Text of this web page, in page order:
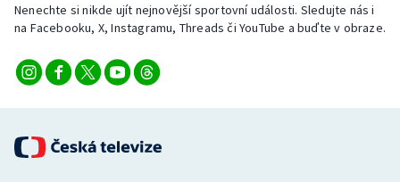
Vodní slalom
Volejbal
Nenechte si nikde ujít nejnovější sportovní události. Sledujte nás i
na Facebooku, X, Instagramu, Threads či YouTube a buďte v obraze.